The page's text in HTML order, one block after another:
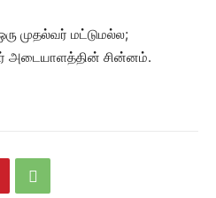
முதல்வர் மட்டுமல்ல;
அடையாளத்தின் சின்னம்.